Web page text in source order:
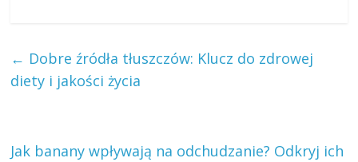
← Dobre źródła tłuszczów: Klucz do zdrowej
diety i jakości życia
Jak banany wpływają na odchudzanie? Odkryj ich